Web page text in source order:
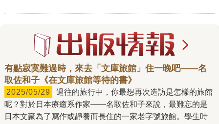
有點寂寞難過時，來去「文庫旅館」住一晚吧——名
取佐和子《在文庫旅館等待的書》
2025/05/29
呢？對於日本療癒系作家——名取佐和子來說，最難忘的是
日本文豪為了寫作或靜養而長住的一家老字號旅館。學生時